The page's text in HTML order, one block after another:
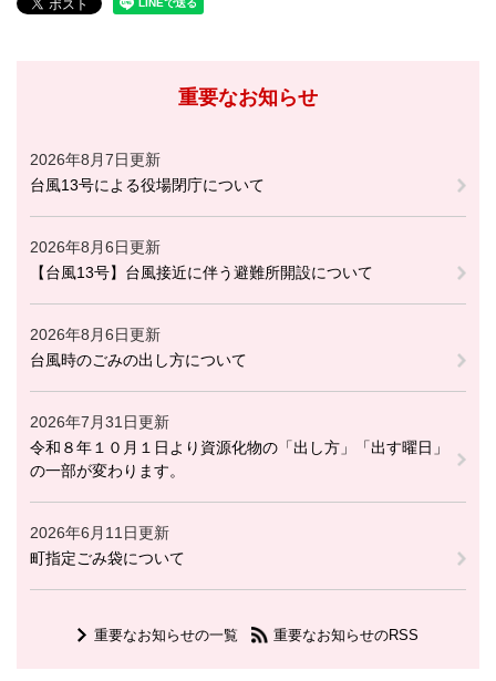
重要なお知らせ
2026年8月7日更新
台風13号による役場閉庁について
2026年8月6日更新
【台風13号】台風接近に伴う避難所開設について
2026年8月6日更新
台風時のごみの出し方について
2026年7月31日更新
令和８年１０月１日より資源化物の「出し方」「出す曜日」
の一部が変わります。
2026年6月11日更新
町指定ごみ袋について
重要なお知らせの一覧 重要なお知らせのRSS